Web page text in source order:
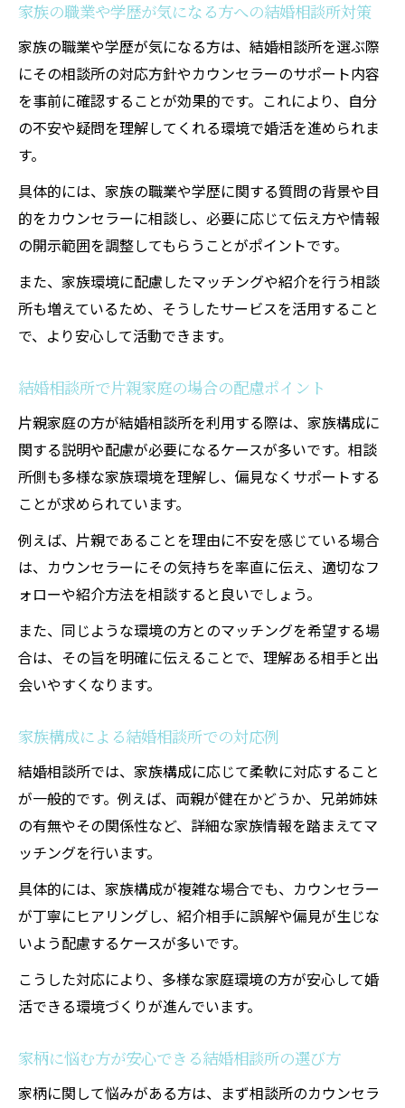
家族の職業や学歴が気になる方への結婚相談所対策
家族の職業や学歴が気になる方は、結婚相談所を選ぶ際
にその相談所の対応方針やカウンセラーのサポート内容
を事前に確認することが効果的です。これにより、自分
の不安や疑問を理解してくれる環境で婚活を進められま
す。
具体的には、家族の職業や学歴に関する質問の背景や目
的をカウンセラーに相談し、必要に応じて伝え方や情報
の開示範囲を調整してもらうことがポイントです。
また、家族環境に配慮したマッチングや紹介を行う相談
所も増えているため、そうしたサービスを活用すること
で、より安心して活動できます。
結婚相談所で片親家庭の場合の配慮ポイント
片親家庭の方が結婚相談所を利用する際は、家族構成に
関する説明や配慮が必要になるケースが多いです。相談
所側も多様な家族環境を理解し、偏見なくサポートする
ことが求められています。
例えば、片親であることを理由に不安を感じている場合
は、カウンセラーにその気持ちを率直に伝え、適切なフ
ォローや紹介方法を相談すると良いでしょう。
また、同じような環境の方とのマッチングを希望する場
合は、その旨を明確に伝えることで、理解ある相手と出
会いやすくなります。
家族構成による結婚相談所での対応例
結婚相談所では、家族構成に応じて柔軟に対応すること
が一般的です。例えば、両親が健在かどうか、兄弟姉妹
の有無やその関係性など、詳細な家族情報を踏まえてマ
ッチングを行います。
具体的には、家族構成が複雑な場合でも、カウンセラー
が丁寧にヒアリングし、紹介相手に誤解や偏見が生じな
いよう配慮するケースが多いです。
こうした対応により、多様な家庭環境の方が安心して婚
活できる環境づくりが進んでいます。
家柄に悩む方が安心できる結婚相談所の選び方
家柄に関して悩みがある方は、まず相談所のカウンセラ